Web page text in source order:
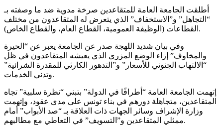
أطلقت الجامعة العامة للمتقاعدين صرخة مدوية ضد ما وصفته بـ
“التجاهل” و”الاستخفاف” الذي يتعرض له المتقاعدون من مختلف
القطاعات (الوظيفة العمومية، القطاع العام، والقطاع الخاص).
وفي بيان شديد اللهجة صدر عن الجامعة يعبر عن “الحيرة
والمخاوف” إزاء الوضع المزري الذي يعيشه المتقاعدون في ظل
“الالتهاب الجنوني للأسعار” و”التدهور الكارثي للمقدرة الشرائية”
وتدني الخدمات.
إتهمت الجامعة العامة “أطرافًا في الدولة” بتبني “نظرة سلبية” تجاه
المتقاعدين، متجاهلة دورهم في بناء تونس على مدى عقود، وإتهمت
وزارة الإشراف وسائر الجهات ذات العلاقة بـ “صد الأبواب” أمام
ممثلي المتقاعدين و”التسويف” في التعاطي مع مطالبهم.